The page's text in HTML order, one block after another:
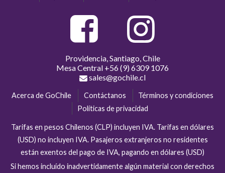
Providencia, Santiago, Chile
Mesa Central +56 (9) 6309 1076
sales@gochile.cl
Acerca de GoChile Contáctanos
Términos y condiciones
Políticas de privacidad
Tarifas en pesos Chilenos (CLP) incluyen IVA. Tarifas en dólares
(USD) no incluyen IVA. Pasajeros extranjeros no residentes
están exentos del pago de IVA, pagando en dólares (USD)
Si hemos incluído inadvertidamente algún material con derechos